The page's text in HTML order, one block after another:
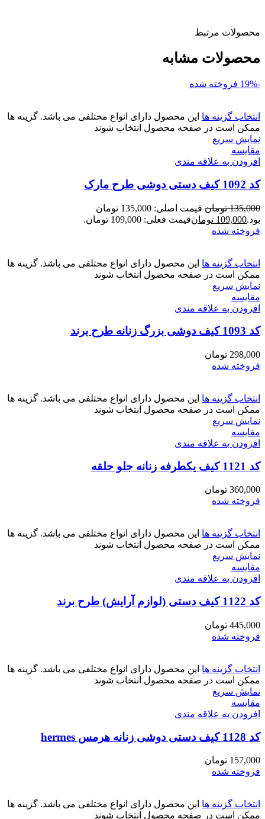
محصولات مرتبط
محصولات مشابه
-19% فروخته شده
انتخاب گزینه ها این محصول دارای انواع مختلفی می باشد. گزینه ها
ممکن است در صفحه محصول انتخاب شوند
نمایش سریع
مقايسه
افزودن به علاقه مندی
کد 1092 کیف دستی دوشی طرح مارک
135,000 تومان
قیمت اصلی: 135,000 تومان
بود.109,000 تومانقیمت فعلی: 109,000 تومان.
فروخته شده
انتخاب گزینه ها این محصول دارای انواع مختلفی می باشد. گزینه ها
ممکن است در صفحه محصول انتخاب شوند
نمایش سریع
مقايسه
افزودن به علاقه مندی
کد 1093 کیف دوشی بزرگ زنانه طرح برند
298,000 تومان
فروخته شده
انتخاب گزینه ها این محصول دارای انواع مختلفی می باشد. گزینه ها
ممکن است در صفحه محصول انتخاب شوند
نمایش سریع
مقايسه
افزودن به علاقه مندی
کد 1121 کیف یکطرفه زنانه جلو حلقه
360,000 تومان
فروخته شده
انتخاب گزینه ها این محصول دارای انواع مختلفی می باشد. گزینه ها
ممکن است در صفحه محصول انتخاب شوند
نمایش سریع
مقايسه
افزودن به علاقه مندی
کد 1122 کیف دستی (لوازم آرایش) طرح برند
445,000 تومان
فروخته شده
انتخاب گزینه ها این محصول دارای انواع مختلفی می باشد. گزینه ها
ممکن است در صفحه محصول انتخاب شوند
نمایش سریع
مقايسه
افزودن به علاقه مندی
کد 1128 کیف دستی دوشی زنانه هرمس hermes
157,000 تومان
فروخته شده
انتخاب گزینه ها این محصول دارای انواع مختلفی می باشد. گزینه ها
ممکن است در صفحه محصول انتخاب شوند